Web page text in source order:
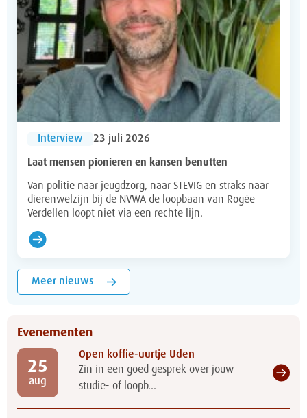
Interview 23 juli 2026
Laat mensen pionieren en kansen benutten
Van politie naar jeugdzorg, naar STEVIG en straks naar
dierenwelzijn bij de NVWA de loopbaan van Rogée
Verdellen loopt niet via een rechte lijn.
Meer nieuws
Evenementen
25
aug
Open koffie-uurtje Uden
Zin in een goed gesprek over jouw
studie- of loopb...